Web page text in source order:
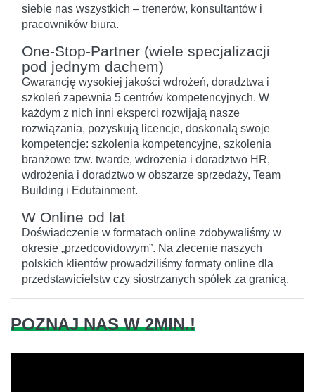
siebie nas wszystkich – trenerów, konsultantów i
pracowników biura.
One-Stop-Partner (wiele specjalizacji
pod jednym dachem)
Gwarancję wysokiej jakości wdrożeń, doradztwa i
szkoleń zapewnia 5 centrów kompetencyjnych. W
każdym z nich inni eksperci rozwijają nasze
rozwiązania, pozyskują licencje, doskonalą swoje
kompetencje: szkolenia kompetencyjne, szkolenia
branżowe tzw. twarde, wdrożenia i doradztwo HR,
wdrożenia i doradztwo w obszarze sprzedaży, Team
Building i Edutainment.
W Online od lat
Doświadczenie w formatach online zdobywaliśmy w
okresie „przedcovidowym”. Na zlecenie naszych
polskich klientów prowadziliśmy formaty online dla
przedstawicielstw czy siostrzanych spółek za granicą.
POZNAJ NAS W 2MIN.!